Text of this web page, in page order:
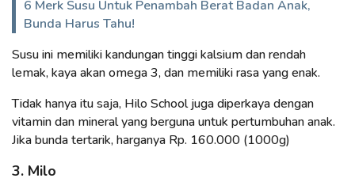
6 Merk Susu Untuk Penambah Berat Badan Anak,
Bunda Harus Tahu!
Susu ini memiliki kandungan tinggi kalsium dan rendah
lemak, kaya akan omega 3, dan memiliki rasa yang enak.
Tidak hanya itu saja, Hilo School juga diperkaya dengan
vitamin dan mineral yang berguna untuk pertumbuhan anak.
Jika bunda tertarik, harganya Rp. 160.000 (1000g)
3. Milo